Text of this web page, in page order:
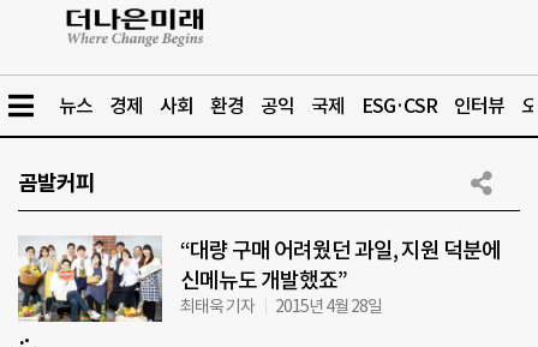
뉴스 경제 사회 환경 공익 국제 ESG·CSR 인터뷰
곰발커피
“대량 구매 어려웠던 과일, 지원 덕분에
신메뉴도 개발했죠”
최태욱 기자 2015년 4월 28일